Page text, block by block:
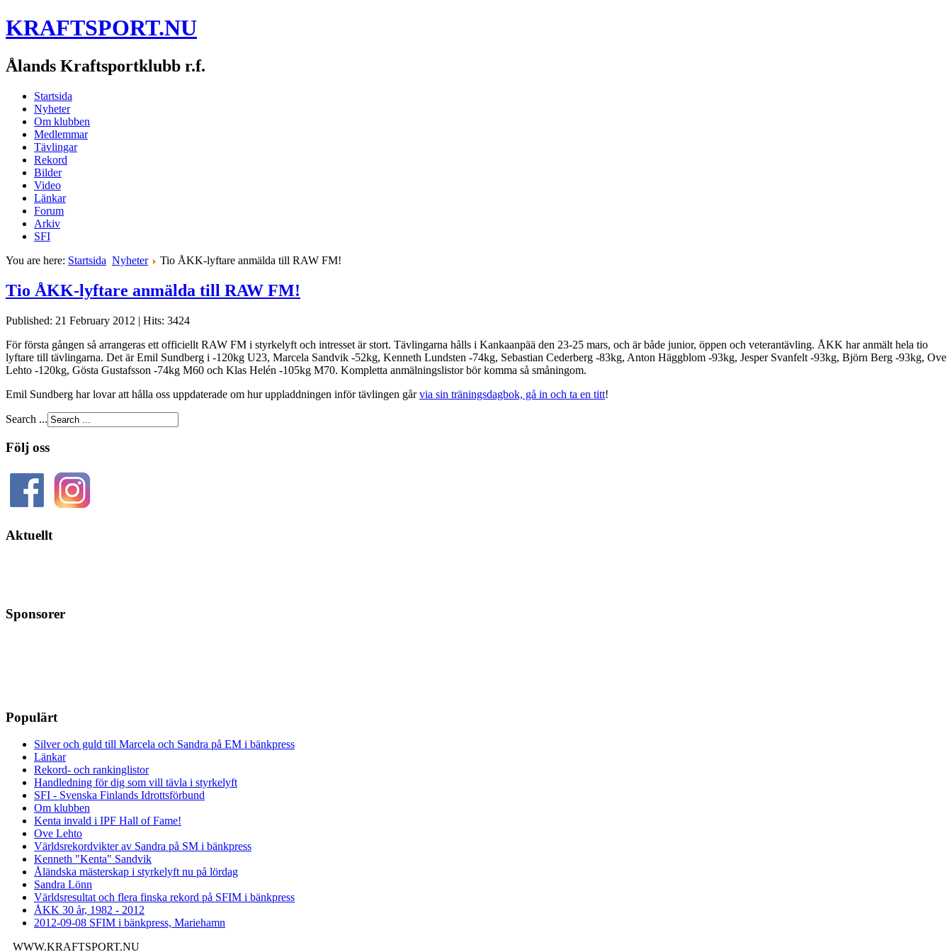
KRAFTSPORT.NU
Ålands Kraftsportklubb r.f.
Startsida
Nyheter
Om klubben
Medlemmar
Tävlingar
Rekord
Bilder
Video
Länkar
Forum
Arkiv
SFI
You are here: Startsida Nyheter Tio ÅKK-lyftare anmälda till RAW FM!
Tio ÅKK-lyftare anmälda till RAW FM!
Published: 21 February 2012 | Hits: 3424
För första gången så arrangeras ett officiellt RAW FM i styrkelyft och intresset är stort. Tävlingarna hålls i Kankaanpää den 23-25 mars, och är både junior, öppen och veterantävling. ÅKK har anmält hela tio
lyftare till tävlingarna. Det är Emil Sundberg i -120kg U23, Marcela Sandvik -52kg, Kenneth Lundsten -74kg, Sebastian Cederberg -83kg, Anton Häggblom -93kg, Jesper Svanfelt -93kg, Björn Berg -93kg, Ove
Lehto -120kg, Gösta Gustafsson -74kg M60 och Klas Helén -105kg M70. Kompletta anmälningslistor bör komma så småningom.
Emil Sundberg har lovar att hålla oss uppdaterade om hur uppladdningen inför tävlingen gårvia sin träningsdagbok, gå in och ta en titt!
Search ...
Följ oss
Aktuellt
Sponsorer
Populärt
Silver och guld till Marcela och Sandra på EM i bänkpress
Länkar
Rekord- och rankinglistor
Handledning för dig som vill tävla i styrkelyft
SFI - Svenska Finlands Idrottsförbund
Om klubben
Kenta invald i IPF Hall of Fame!
Ove Lehto
Världsrekordvikter av Sandra på SM i bänkpress
Kenneth "Kenta" Sandvik
Åländska mästerskap i styrkelyft nu på lördag
Sandra Lönn
Världsresultat och flera finska rekord på SFIM i bänkpress
ÅKK 30 år, 1982 - 2012
2012-09-08 SFIM i bänkpress, Mariehamn
WWW.KRAFTSPORT.NU